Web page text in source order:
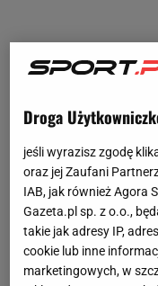
Droga
jeśli wyrazisz zgodę
oraz jej Zaufani
IAB, jak również Agora
Gazeta.pl sp. z o.o.,
takie jak adresy IP,
cookie lub inne
marketingowych, w